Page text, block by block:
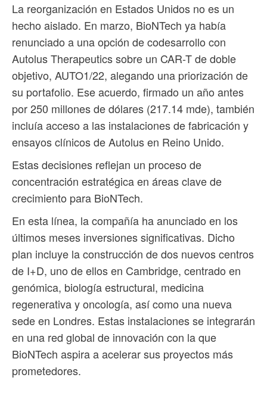
La reorganización en Estados Unidos no es un
hecho aislado. En marzo, BioNTech ya había
renunciado a una opción de codesarrollo con
Autolus Therapeutics sobre un CAR-T de doble
objetivo, AUTO1/22, alegando una priorización de
su portafolio. Ese acuerdo, firmado un año antes
por 250 millones de dólares (217.14 mde), también
incluía acceso a las instalaciones de fabricación y
ensayos clínicos de Autolus en Reino Unido.
Estas decisiones reflejan un proceso de
concentración estratégica en áreas clave de
crecimiento para BioNTech.
En esta línea, la compañía ha anunciado en los
últimos meses inversiones significativas. Dicho
plan incluye la construcción de dos nuevos centros
de I+D, uno de ellos en Cambridge, centrado en
genómica, biología estructural, medicina
regenerativa y oncología, así como una nueva
sede en Londres. Estas instalaciones se integrarán
en una red global de innovación con la que
BioNTech aspira a acelerar sus proyectos más
prometedores.